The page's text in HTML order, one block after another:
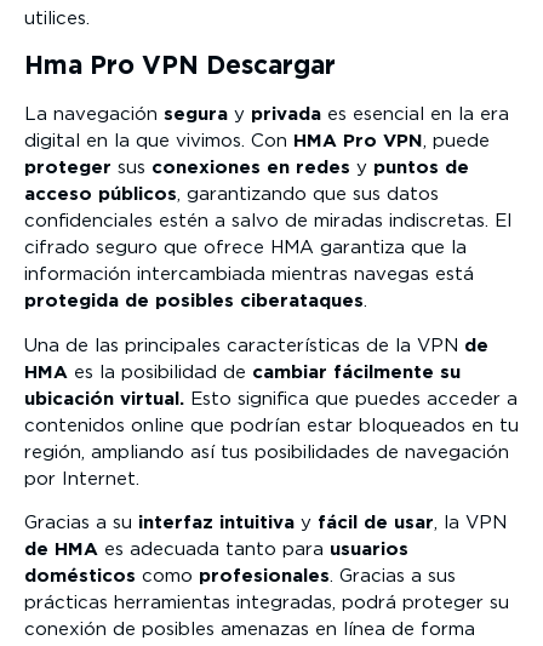
utilices.
Hma Pro VPN Descargar
La navegación segura y privada es esencial en la era
digital en la que vivimos. Con HMA Pro VPN , puede
proteger sus conexiones en redes y puntos de
acceso públicos, garantizando que sus datos
confidenciales estén a salvo de miradas indiscretas. El
cifrado seguro que ofrece HMA garantiza que la
información intercambiada mientras navegas está
protegida de posibles ciberataques.
Una de las principales características de la VPN de
HMA es la posibilidad de cambiar fácilmente su
ubicación virtual. Esto significa que puedes acceder a
contenidos online que podrían estar bloqueados en tu
región, ampliando así tus posibilidades de navegación
por Internet.
Gracias a su interfaz intuitiva y fácil de usar, la VPN
de HMA es adecuada tanto para usuarios
domésticos como profesionales. Gracias a sus
prácticas herramientas integradas, podrá proteger su
conexión de posibles amenazas en línea de forma